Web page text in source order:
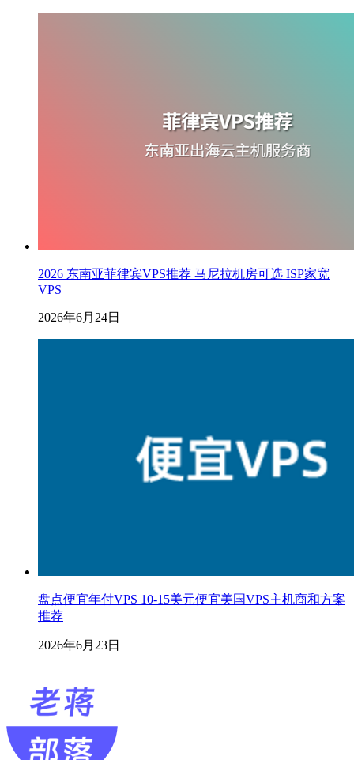
2026 东南亚菲律宾VPS推荐 马尼拉机房可选 ISP家宽
VPS
2026年6月24日
盘点便宜年付VPS 10-15美元便宜美国VPS主机商和方案
推荐
2026年6月23日